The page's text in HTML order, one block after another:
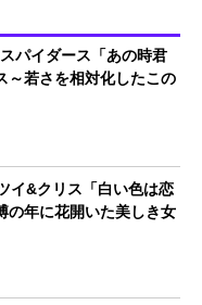
パイダース「あの時君
～若さを相対化したこの
イ&クリス「白い色は恋
の年に花開いた美しき女